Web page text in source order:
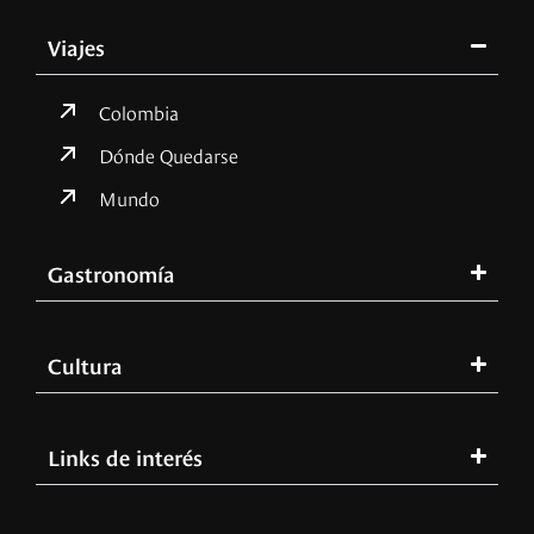
Viajes
Colombia
Dónde Quedarse
Mundo
Gastronomía
Cultura
Links de interés